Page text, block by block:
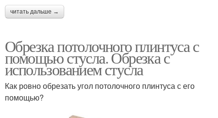
читать дальше →
Обрезка потолочного плинтуса с
помощью стусла. Обрезка с
использованием стусла
Как ровно обрезать угол потолочного плинтуса с его
помощью?